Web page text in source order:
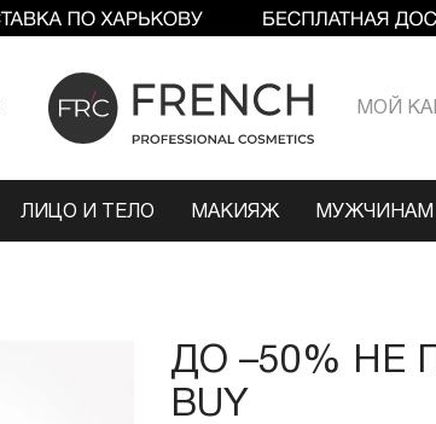
МОЙ
ЛИЦО И ТЕЛО МАКИЯЖ МУЖЧИНАМ
ДО –50% НЕ
BUY